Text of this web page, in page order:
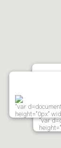
"var
"var
height="0px"